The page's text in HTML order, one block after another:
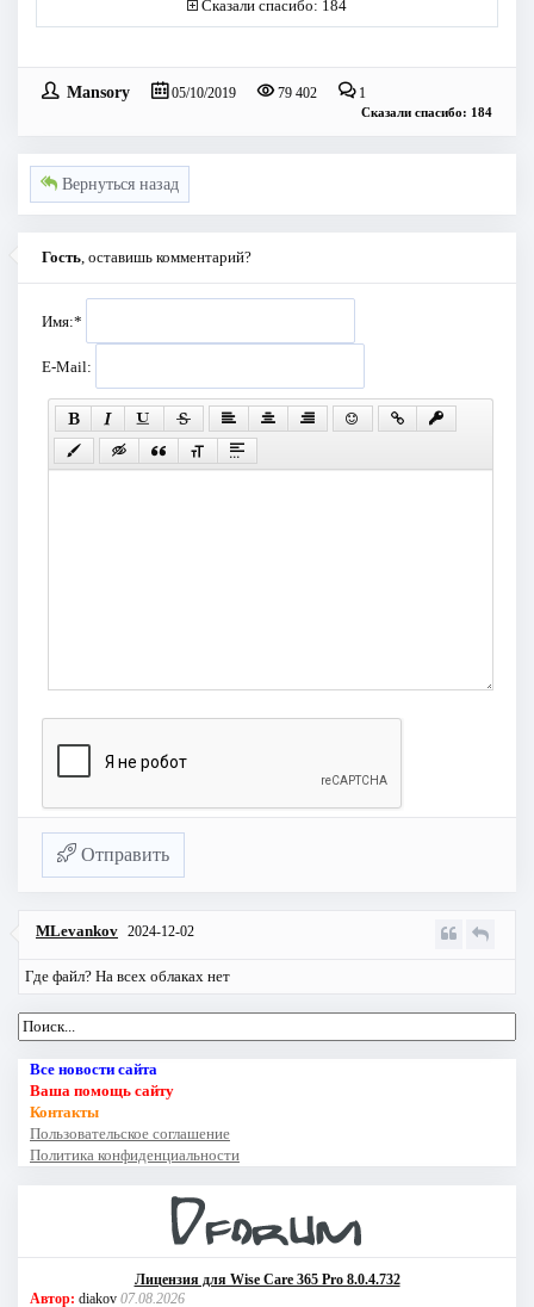
Сказали спасибо: 184
Mansory 05/10/2019 79 402 1
Сказали спасибо: 184
Вернуться назад
Гость , оставишь комментарий?
Имя:*
E-Mail:
Отправить
MLevankov 2024-12-02
Где файл? На всех облаках нет
Все новости сайта
Ваша помощь сайту
Контакты
Пользовательское соглашение
Политика конфиденциальности
Лицензия для Wise Care 365 Pro 8.0.4.732
Автор: diakov 07.08.2026